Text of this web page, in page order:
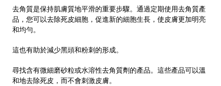
去角質是保持肌膚質地平滑的重要步驟。通過定期使用去角質產
品，您可以去除死皮細胞，促進新的細胞生長，使皮膚更加明亮
和均勻。
這也有助於減少黑頭和粉刺的形成。
尋找含有微細磨砂粒或水溶性去角質劑的產品。這些產品可以溫
和地去除死皮，而不會刺激皮膚。